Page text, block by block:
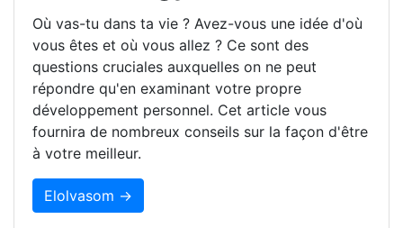
Où vas-tu dans ta vie ? Avez-vous une idée d'où
vous êtes et où vous allez ? Ce sont des
questions cruciales auxquelles on ne peut
répondre qu'en examinant votre propre
développement personnel. Cet article vous
fournira de nombreux conseils sur la façon d'être
à votre meilleur.
Elolvasom →